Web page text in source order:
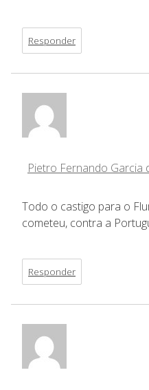
Responder
Pietro Fernando Garcia
Todo o castigo para o
cometeu, contra a
Responder